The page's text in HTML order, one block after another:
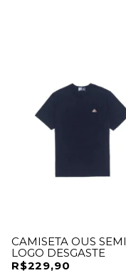
CAMISETA OUS SEMI
LOGO DESGASTE
R$229,90